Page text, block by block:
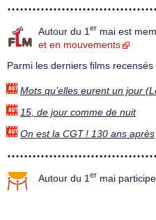
Autour du 1 er mai est
et en mouvements
Parmi les derniers films recensés
Mots qu’elles eurent un jour
15, de jour comme de nuit
On est la CGT ! 130 ans après
Autour du 1 er mai